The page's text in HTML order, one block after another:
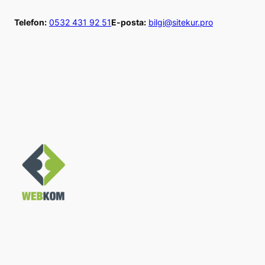
geç
Telefon: 0532 431 92 51E-posta: bilgi@sitekur.pro